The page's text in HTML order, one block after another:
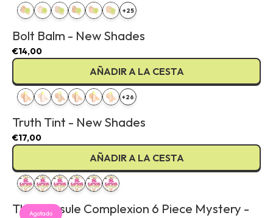
+25
Bolt Balm - New Shades
€14,00
AÑADIR A LA CESTA
+26
Truth Tint - New Shades
€17,00
AÑADIR A LA CESTA
The Capsule Complexion 6 Piece Mystery -
Agotado